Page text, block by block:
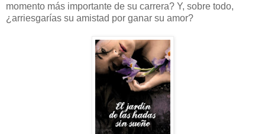
momento más importante de su carrera? Y, sobre todo,
¿arriesgarías su amistad por ganar su amor?